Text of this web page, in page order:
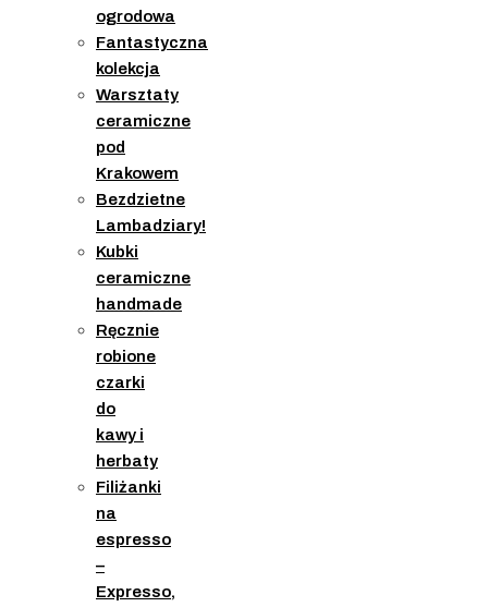
ogrodowa
Fantastyczna
kolekcja
Warsztaty
ceramiczne
pod
Krakowem
Bezdzietne
Lambadziary!
Kubki
ceramiczne
handmade
Ręcznie
robione
czarki
do
kawy i
herbaty
Filiżanki
na
espresso
–
Expresso,